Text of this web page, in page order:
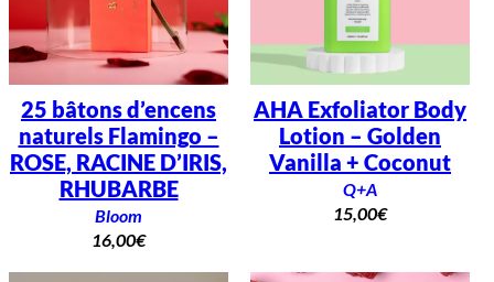
25 bâtons d’encens
naturels Flamingo –
ROSE, RACINE D’IRIS,
RHUBARBE
Bloom
16,00€
AHA Exfoliator Body
Lotion – Golden
Vanilla + Coconut
Q+A
15,00€